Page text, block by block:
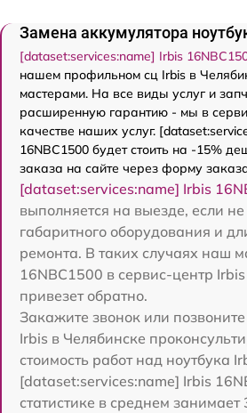
Замена аккумулятора
[dataset:services:name] Irbis
нашем профильном сц Irbis в
мастерами. На все виды услуг и
расширенную гарантию - мы в
качестве наших услуг.
16NBC1500 будет стоить на -15%
заказа на сайте через форму
[dataset:services:name] Irbis
выполняется на выезде, если не
габаритного оборудования и
ремонта. В таких случаях наш
16NBC1500 в сервис-центр
привезет обратно.
Закажите звонок или
Irbis в Челябинске
стоимость работ над ноутбука
[dataset:services:name] Irbis
статистике в среднем